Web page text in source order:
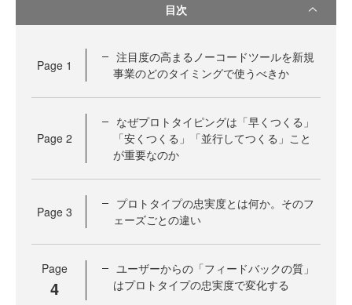
目次
Page 1
注目度の高まるノーコードツールを新規
事業のどのタイミングで使うべきか
Page 2
なぜプロトタイピングは「早くつくる」
「安くつくる」「並行してつくる」こと
が重要なのか
Page 3
プロトタイプの忠実度とは何か。そのフ
ェーズごとの違い
Page
4
ユーザーからの「フィードバックの質」
はプロトタイプの忠実度で変化する